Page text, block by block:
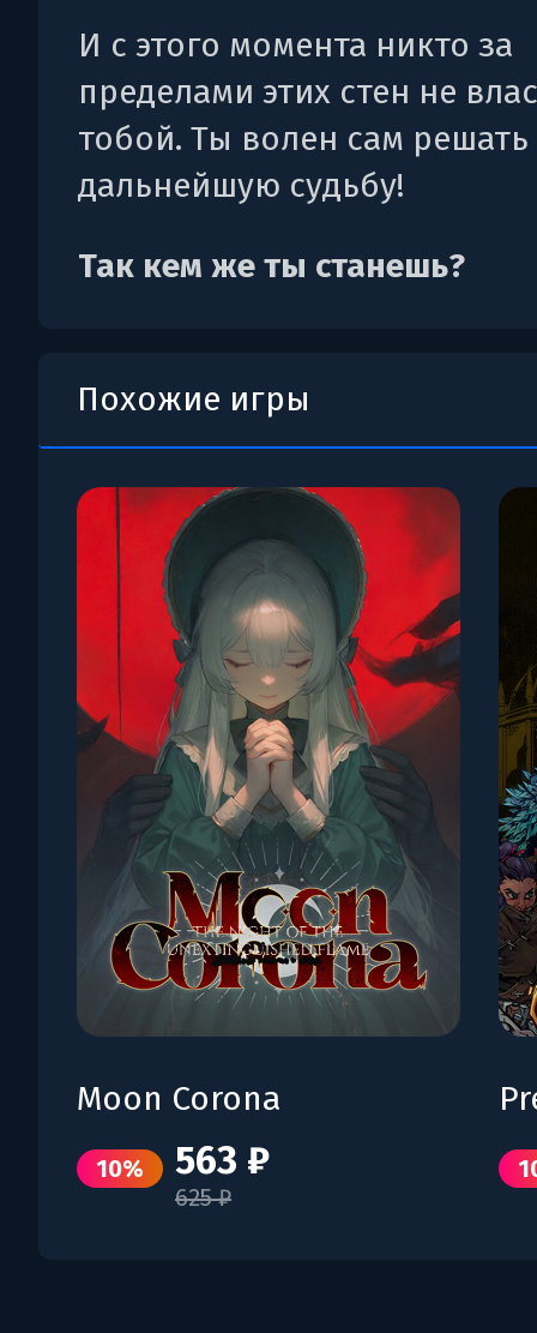
И с этого момента никто за
пределами этих стен не
тобой. Ты волен сам
дальнейшую судьбу!
Так кем же ты станешь?
Похожие игры
Moon Corona
10% 563 ₽
625 ₽